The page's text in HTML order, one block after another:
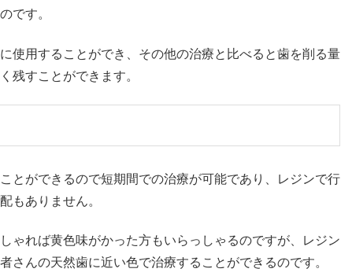
です。
使用することができ、その他の治療と比べると歯を削る量
残すことができます。
とができるので短期間での治療が可能であり、レジンで行
もありません。
ゃれば黄色味がかった方もいらっしゃるのですが、レジン
さんの天然歯に近い色で治療することができるのです。